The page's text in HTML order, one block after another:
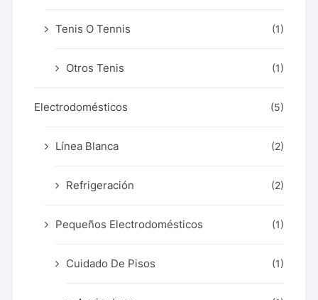
Tenis O Tennis (1)
Otros Tenis (1)
Electrodomésticos (5)
Línea Blanca (2)
Refrigeración (2)
Pequeños Electrodomésticos (1)
Cuidado De Pisos (1)